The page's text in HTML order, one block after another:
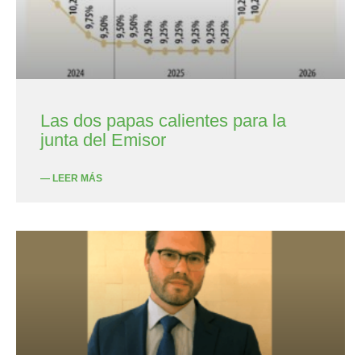
Las dos papas calientes para la
junta del Emisor
— LEER MÁS